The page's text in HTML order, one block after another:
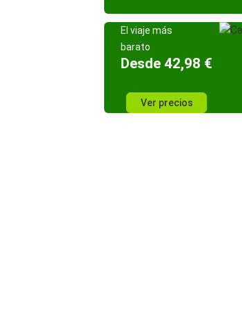
El viaje más
barato
Desde 42,98 €
Ver precios